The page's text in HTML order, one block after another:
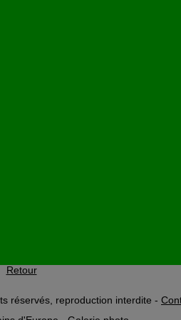
Retour
réservés, reproduction interdite -